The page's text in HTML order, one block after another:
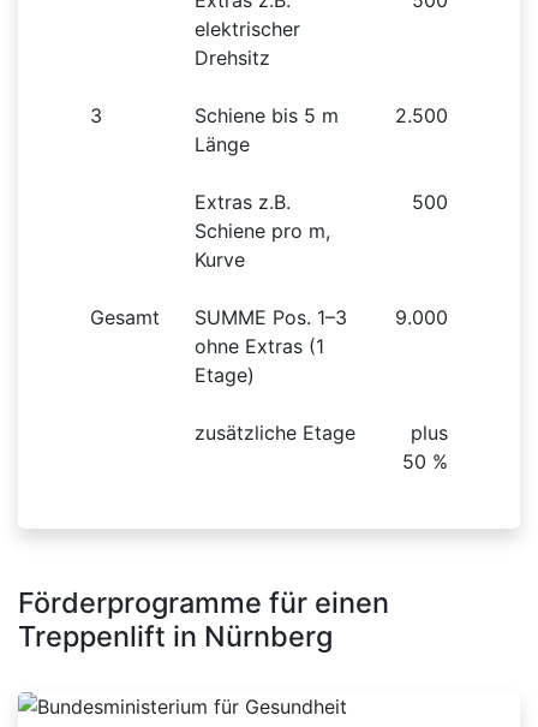
elektrischer
Drehsitz
3
Schiene bis 5 m
Länge
2.500
Extras z.B.
Schiene pro m,
Kurve
500
Gesamt
SUMME Pos. 1–3
ohne Extras (1
Etage)
9.000
zusätzliche Etage
plus
50 %
Förderprogramme für einen
Treppenlift in Nürnberg